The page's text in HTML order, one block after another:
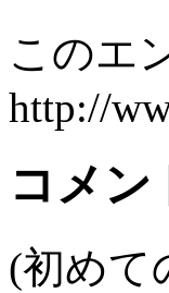
このエ
http://
コメン
(初めて